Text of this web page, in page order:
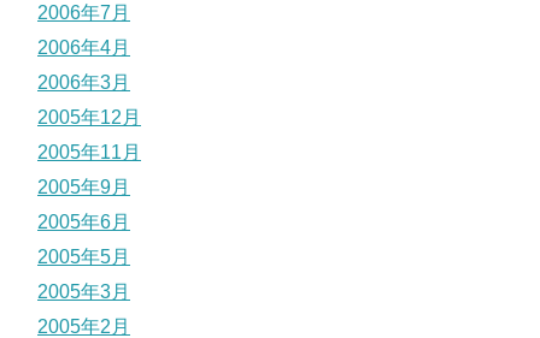
2006年7月
2006年4月
2006年3月
2005年12月
2005年11月
2005年9月
2005年6月
2005年5月
2005年3月
2005年2月